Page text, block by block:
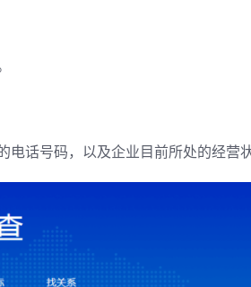
电话号码，以及企业目前所处的经营